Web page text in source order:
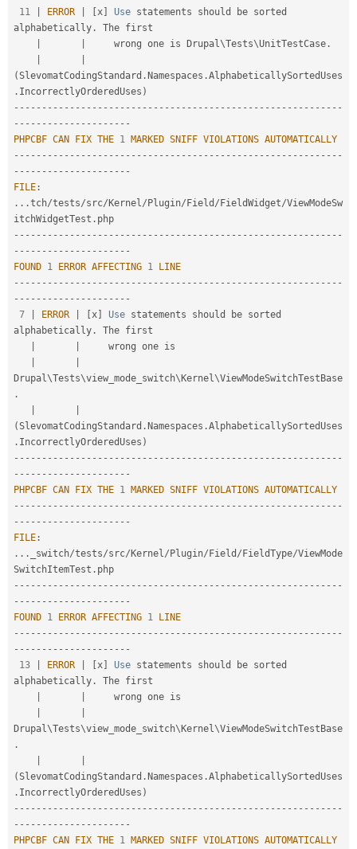
11
ERROR [x] Use statements should be sorted
alphabetically .
The first
     wrong one is Drupal\
Tests\UnitTestCase .
(SlevomatCodingStandard .Namespaces .AlphabeticallySortedUses
. IncorrectlyOrderedUses )
-- -- -- -- -- -- -- -- -- -- -- -- -- -- -- -- -- -- -- -- -- -- -- -- -- -- -- -- -- -
- -- -- -- -- -- -- -- -- -- --
PHPCBF CAN FIX THE 1 MARKED SNIFF VIOLATIONS AUTOMATICALLY
-- -- -- -- -- -- -- -- -- -- -- -- -- -- -- -- -- -- -- -- -- -- -- -- -- -- -- -- -- -
- -- -- -- -- -- -- -- -- -- --
FILE :
. . .tch/tests/src/Kernel /Plugin/Field /FieldWidget/ViewModeSw
itchWidgetTest .
-- -- -- -- -- -- -- -- -- -- -- -- -- -- -- -- -- -- -- -- -- -- -- -- -- -- -- -- -- -
- -- -- -- -- -- -- -- -- -- --
FOUND 1 ERROR AFFECTING 1
LINE
-- -- -- -- -- -- -- -- -- -- -- -- -- -- -- -- -- -- -- -- -- -- -- -- -- -- -- -- -- -
- -- -- -- -- -- -- -- -- -- --
7
ERROR [x] Use statements should be sorted
alphabetically .
The first
     wrong one is
Drupal\Tests\view_mode_switch\Kernel \ViewModeSwitchTestBase
.
(SlevomatCodingStandard .Namespaces .AlphabeticallySortedUses
. IncorrectlyOrderedUses )
-- -- -- -- -- -- -- -- -- -- -- -- -- -- -- -- -- -- -- -- -- -- -- -- -- -- -- -- -- -
- -- -- -- -- -- -- -- -- -- --
PHPCBF CAN FIX THE 1 MARKED SNIFF VIOLATIONS AUTOMATICALLY
-- -- -- -- -- -- -- -- -- -- -- -- -- -- -- -- -- -- -- -- -- -- -- -- -- -- -- -- -- -
- -- -- -- -- -- -- -- -- -- --
FILE :
. . . _switch/tests/src/Kernel /Plugin/Field /FieldType/ViewMode
SwitchItemTest .
-- -- -- -- -- -- -- -- -- -- -- -- -- -- -- -- -- -- -- -- -- -- -- -- -- -- -- -- -- -
- -- -- -- -- -- -- -- -- -- --
FOUND 1 ERROR AFFECTING 1
LINE
-- -- -- -- -- -- -- -- -- -- -- -- -- -- -- -- -- -- -- -- -- -- -- -- -- -- -- -- -- -
- -- -- -- -- -- -- -- -- -- --
13
ERROR [x] Use statements should be sorted
alphabetically .
The first
     wrong one is
Drupal\Tests\view_mode_switch\Kernel \ViewModeSwitchTestBase
.
(SlevomatCodingStandard .Namespaces .AlphabeticallySortedUses
. IncorrectlyOrderedUses )
-- -- -- -- -- -- -- -- -- -- -- -- -- -- -- -- -- -- -- -- -- -- -- -- -- -- -- -- -- -
- -- -- -- -- -- -- -- -- -- --
PHPCBF CAN FIX THE 1 MARKED SNIFF VIOLATIONS AUTOMATICALLY